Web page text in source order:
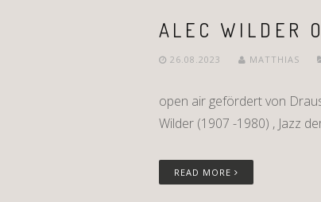
ALEC WILDER
26.08.2023 MATTHIAS
open air gefördert von
Wilder (1907 -1980) , Jazz
READ MORE